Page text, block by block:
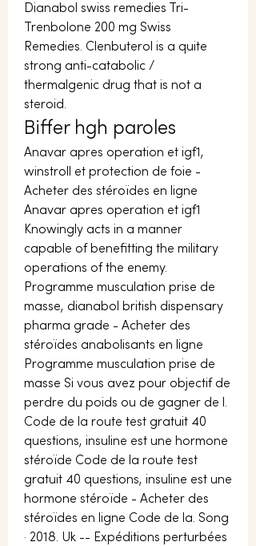
Dianabol swiss remedies Tri-
Trenbolone 200 mg Swiss
Remedies. Clenbuterol is a quite
strong anti-catabolic /
thermalgenic drug that is not a
steroid.
Biffer hgh paroles
Anavar apres operation et igf1,
winstroll et protection de foie -
Acheter des stéroïdes en ligne
Anavar apres operation et igf1
Knowingly acts in a manner
capable of benefitting the military
operations of the enemy.
Programme musculation prise de
masse, dianabol british dispensary
pharma grade - Acheter des
stéroïdes anabolisants en ligne
Programme musculation prise de
masse Si vous avez pour objectif de
perdre du poids ou de gagner de l.
Code de la route test gratuit 40
questions, insuline est une hormone
stéroïde Code de la route test
gratuit 40 questions, insuline est une
hormone stéroïde - Acheter des
stéroïdes en ligne Code de la. Song
· 2018. Uk -- Expéditions perturbées